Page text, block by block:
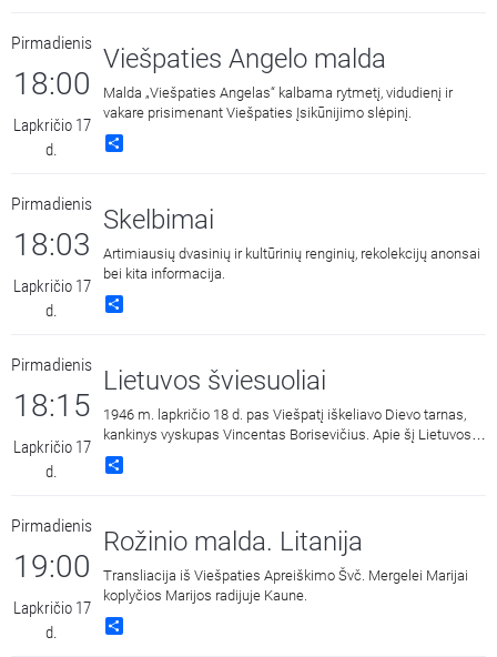
Pirmadienis
18:00
Lapkričio 17
d.
Viešpaties Angelo malda
Malda „Viešpaties Angelas“ kalbama rytmetį, vidudienį ir
vakare prisimenant Viešpaties Įsikūnijimo slėpinį.
Pirmadienis
18:03
Lapkričio 17
d.
Skelbimai
Artimiausių dvasinių ir kultūrinių renginių, rekolekcijų anonsai
bei kita informacija.
Pirmadienis
18:15
Lapkričio 17
d.
Lietuvos šviesuoliai
1946 m. lapkričio 18 d. pas Viešpatį iškeliavo Dievo tarnas,
kankinys vyskupas Vincentas Borisevičius. Apie šį Lietuvos
šviesuolį kalbasi istorikė Janina Bucevičė ir kun. dr. Saulius
Stumbra. Šioje laidoje prisimenami svarbesni Dievo tarno ir
veiklą susidaro įspūdis, kad jo visur buvo daug, bet tuo pačiu
vis likdavo tarsi nematomas? Meldžiame palaimintųjų
garbės šiam kankiniui ir atrodytų aišku - kankinystė tarsi
atsakymas, bet šalia rikiuojasi eilė kitų dorybių: labdarys,
vargstančiųjų ir skurstančiųjų globėjas, kuriam meilė Dievui ir
artimui buvo svarbiausia.
Pirmadienis
19:00
Lapkričio 17
d.
Rožinio malda. Litanija
Transliacija iš Viešpaties Apreiškimo Švč. Mergelei Marijai
koplyčios Marijos radijuje Kaune.